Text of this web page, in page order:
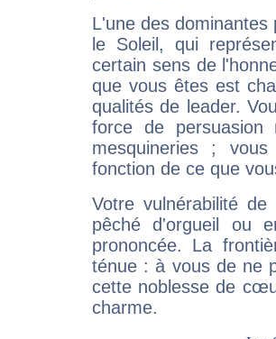
L'une des
le Soleil, qui
certain sens de
que vous êtes est
qualités de leader.
force de
mesquineries ;
fonction de ce que
Votre vulnérabilité
pêché d'orgueil ou
prononcée. La
ténue : à vous de ne
cette noblesse de
charme.